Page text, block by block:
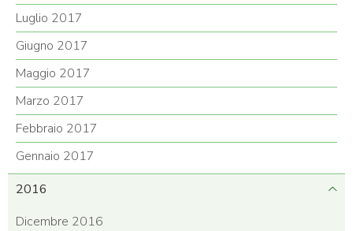
Luglio 2017
Giugno 2017
Maggio 2017
Marzo 2017
Febbraio 2017
Gennaio 2017
2016
Dicembre 2016